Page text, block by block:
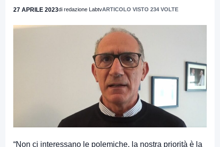
27 APRILE 2023di redazione LabtvARTICOLO VISTO 234 VOLTE
“Non ci interessano le polemiche, la nostra priorità è la